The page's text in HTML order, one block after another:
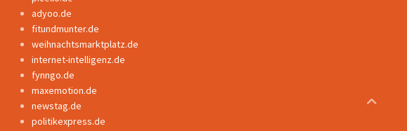
adyoo.de
fitundmunter.de
weihnachtsmarktplatz.de
internet-intelligenz.de
fynngo.de
maxemotion.de
newstag.de
politikexpress.de